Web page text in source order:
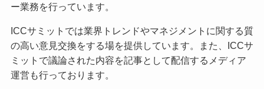
ー業務を行っています。
ICCサミットでは業界トレンドやマネジメントに関する質
の高い意見交換をする場を提供しています。また、ICCサ
ミットで議論された内容を記事として配信するメディア
運営も行っております。